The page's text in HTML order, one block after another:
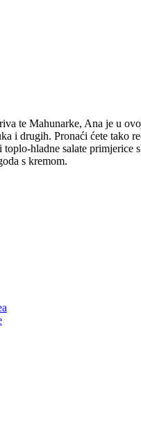
te Mahunarke, Ana je u
i drugih. Pronaći ćete tako
hladne salate
s kremom.